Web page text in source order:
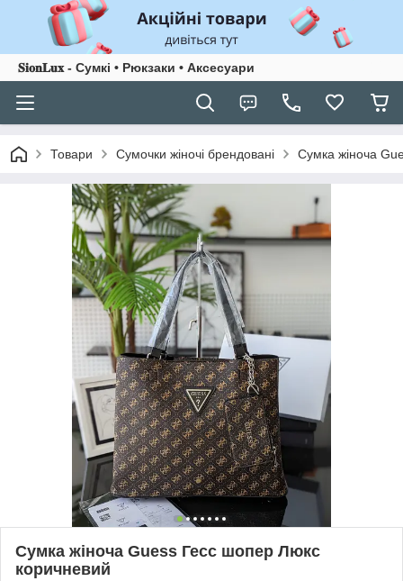
𝐒𝐢𝐨𝐧𝐋𝐮𝐱 - Сумкі • Рюкзаки • Аксесуари
Товари Сумочки жіночі брендовані Сумка жіноча
Сумка жіноча Guess Гесс шопер Люкс
коричневий